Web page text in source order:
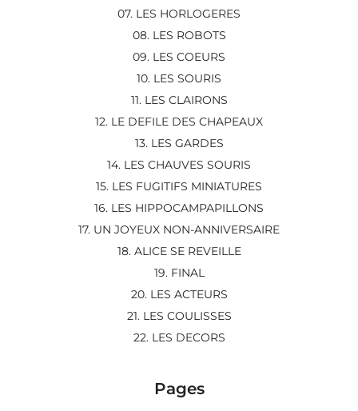
07. LES HORLOGERES
08. LES ROBOTS
09. LES COEURS
10. LES SOURIS
11. LES CLAIRONS
12. LE DEFILE DES CHAPEAUX
13. LES GARDES
14. LES CHAUVES SOURIS
15. LES FUGITIFS MINIATURES
16. LES HIPPOCAMPAPILLONS
17. UN JOYEUX NON-ANNIVERSAIRE
18. ALICE SE REVEILLE
19. FINAL
20. LES ACTEURS
21. LES COULISSES
22. LES DECORS
Pages